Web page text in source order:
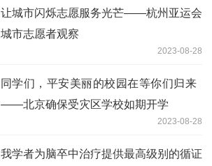
让城市闪烁志愿服务光芒——杭州亚运会
城市志愿者观察
2023-08-28
同学们，平安美丽的校园在等你们归来
——北京确保受灾区学校如期开学
2023-08-28
我学者为脑卒中治疗提供最高级别的循证